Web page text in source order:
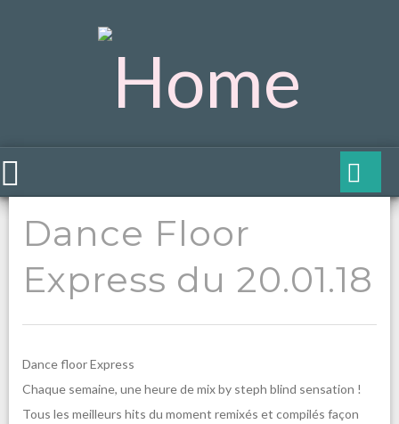
Dance Floor
Express du 20.01.18
Dance floor Express
Chaque semaine, une heure de mix by steph blind sensation !
Tous les meilleurs hits du moment remixés et compilés façon